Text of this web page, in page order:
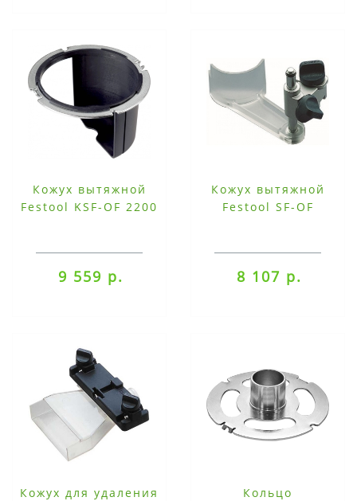
Кожух вытяжной
Festool KSF-OF 2200
9 559 р.
Кожух вытяжной
Festool SF-OF
8 107 р.
Кожух для удаления
Кольцо